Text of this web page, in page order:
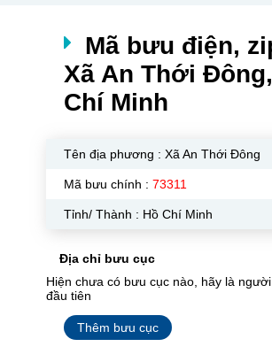
Mã bưu điện,
Xã An Thới
Chí Minh
Tên địa phương : Xã An Thới Đông
Mã bưu chính : 73311
Tỉnh/ Thành : Hồ Chí Minh
Địa chỉ bưu cục
Hiện chưa có bưu cục nào, hãy là
đầu tiên
Thêm bưu cục